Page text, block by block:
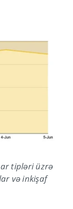
tipləri üzrə
və inkişaf